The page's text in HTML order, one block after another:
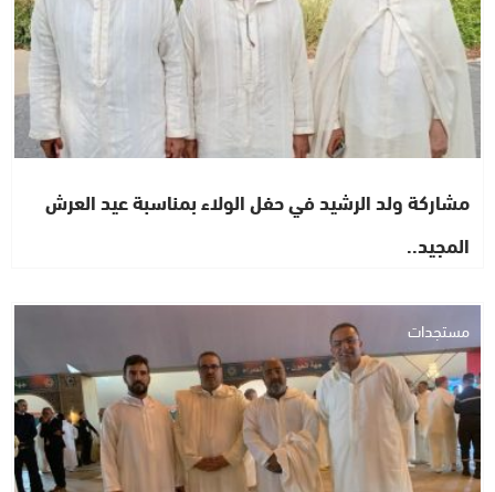
مشاركة ولد الرشيد في حفل الولاء بمناسبة عيد العرش
المجيد..
مستجدات